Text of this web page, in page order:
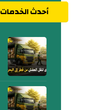
أحدث الخدمات